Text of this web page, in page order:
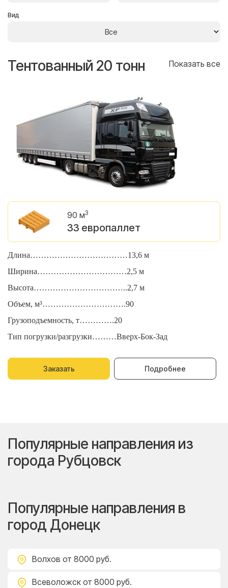
Вид
Тентованный 20 тонн Показать все
90 м3
33 европаллет
Длина………………………………13,6 м
Ширина……………………………2,5 м
Высота……………………………..2,7 м
Объем, м³………………………….90
Грузоподъемность, т………….20
Тип погрузки/разгрузки………Вверх-Бок-Зад
Заказать Подробнее
Популярные направления из
города Рубцовск
Популярные направления в
город Донецк
Волхов от 8000 руб.
Всеволожск от 8000 руб.